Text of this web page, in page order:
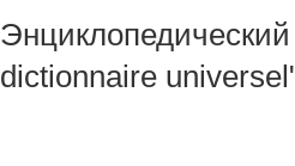
dictionnaire